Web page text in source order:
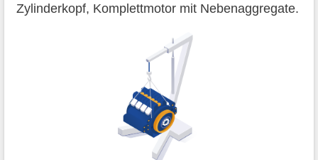
Zylinderkopf, Komplettmotor mit Nebenaggregate.